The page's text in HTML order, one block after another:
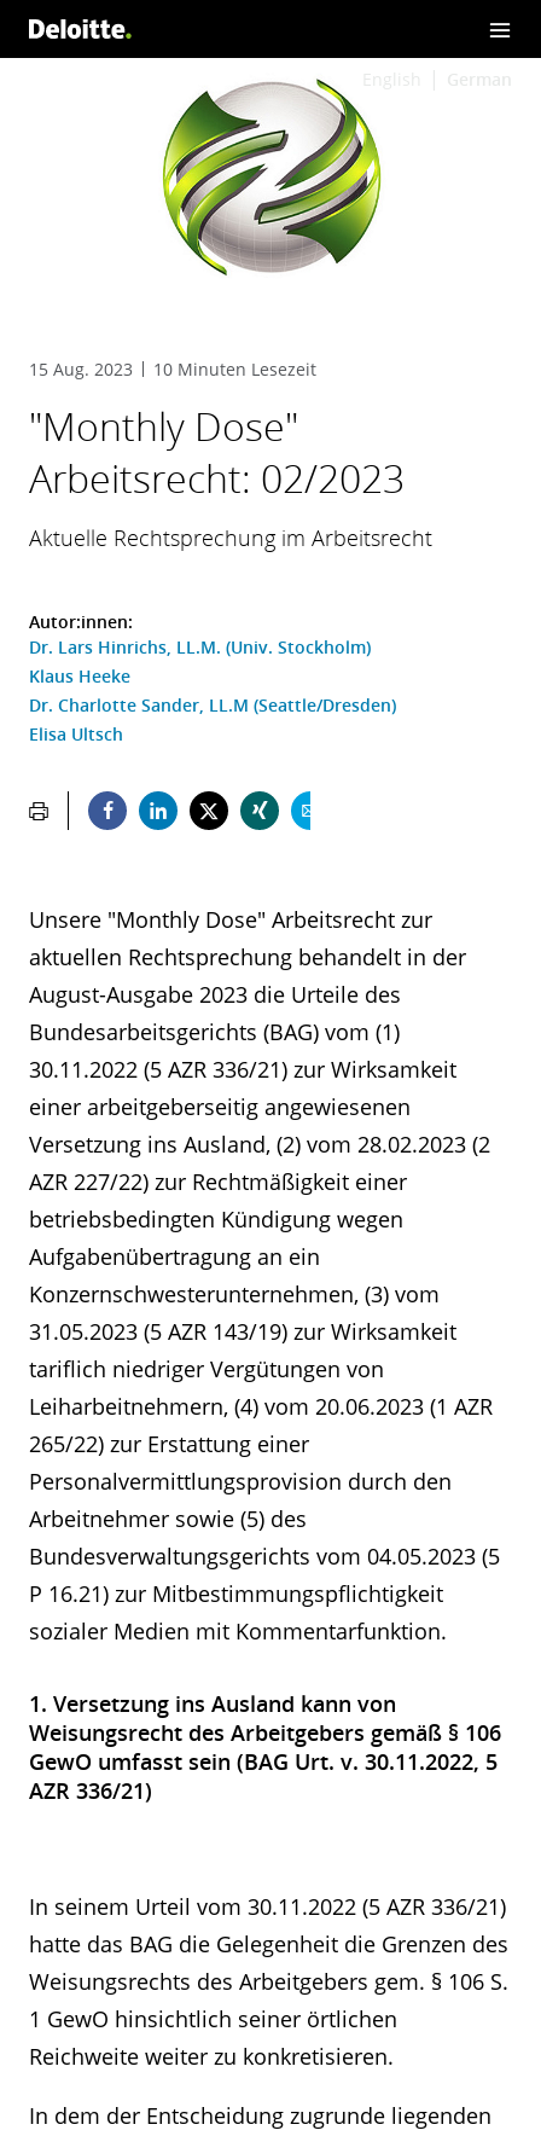
English German
15 Aug. 2023 10 Minuten Lesezeit
"Monthly Dose"
Arbeitsrecht: 02/2023
Aktuelle Rechtsprechung im Arbeitsrecht
Autor:innen:
Dr. Lars Hinrichs, LL.M. (Univ. Stockholm)
Klaus Heeke
Dr. Charlotte Sander, LL.M (Seattle/Dresden)
Elisa Ultsch
Unsere "Monthly Dose" Arbeitsrecht zur
aktuellen Rechtsprechung behandelt in der
August-Ausgabe 2023 die Urteile des
Bundesarbeitsgerichts (BAG) vom (1)
30.11.2022 (5 AZR 336/21) zur Wirksamkeit
einer arbeitgeberseitig angewiesenen
Versetzung ins Ausland, (2) vom 28.02.2023 (2
AZR 227/22) zur Rechtmäßigkeit einer
betriebsbedingten Kündigung wegen
Aufgabenübertragung an ein
Konzernschwesterunternehmen, (3) vom
31.05.2023 (5 AZR 143/19) zur Wirksamkeit
tariflich niedriger Vergütungen von
Leiharbeitnehmern, (4) vom 20.06.2023 (1 AZR
265/22) zur Erstattung einer
Personalvermittlungsprovision durch den
Arbeitnehmer sowie (5) des
Bundesverwaltungsgerichts vom 04.05.2023 (5
P 16.21) zur Mitbestimmungspflichtigkeit
sozialer Medien mit Kommentarfunktion.
1. Versetzung ins Ausland kann von
Weisungsrecht des Arbeitgebers gemäß § 106
GewO umfasst sein (BAG Urt. v. 30.11.2022, 5
AZR 336/21)
In seinem Urteil vom 30.11.2022 (5 AZR 336/21)
hatte das BAG die Gelegenheit die Grenzen des
Weisungsrechts des Arbeitgebers gem. § 106 S.
1 GewO hinsichtlich seiner örtlichen
Reichweite weiter zu konkretisieren.
In dem der Entscheidung zugrunde liegenden